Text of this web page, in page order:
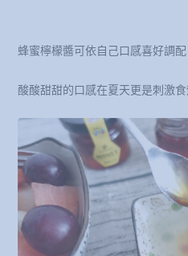
蜂蜜檸檬醬可依自己口感喜好調
酸酸甜甜的口感在夏天更是刺激食